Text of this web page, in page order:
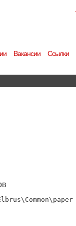
Вакансии
Ссылки